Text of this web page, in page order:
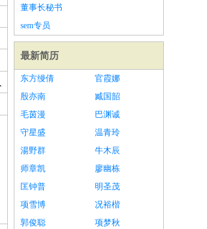
董事长秘书
sem专员
最新简历
东方缦倩
官霞娜
殷亦南
臧国韶
毛茵漫
巴渊诚
守星盛
温青玲
湯野群
牛木辰
师章凯
廖幽栋
匡钟普
明圣茂
项雪博
况裕楷
郭俊聪
项梦秋